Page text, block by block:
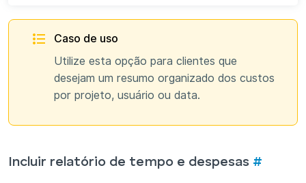
Caso de uso
Utilize esta opção para clientes que
desejam um resumo organizado dos custos
por projeto, usuário ou data.
Incluir relatório de tempo e despesas #